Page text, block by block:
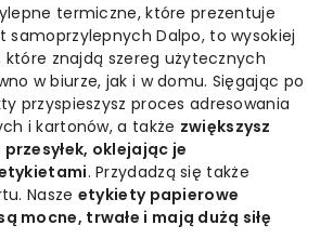
termiczne, które prezentuje
Dalpo, to wysokiej
które znajdą szereg użytecznych
w biurze, jak i w domu. Sięgając po
przyspieszysz proces adresowania
i kartonów, a także zwiększysz
oklejając je
. Przydadzą się także
Nasze etykiety papierowe
mocne, trwałe i mają dużą siłę